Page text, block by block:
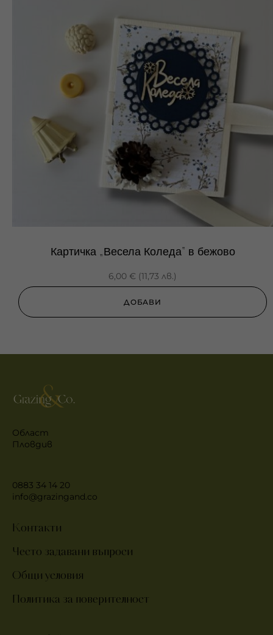
Картичка „Весела Коледа“ в бежово
6,00 € (11,73 лв.)
ДОБАВИ
Област
Пловдив
0883 34 14 20
info@grazingand.co
Контакти
Често задавани въпроси
Общи условия
Политика за поверителност